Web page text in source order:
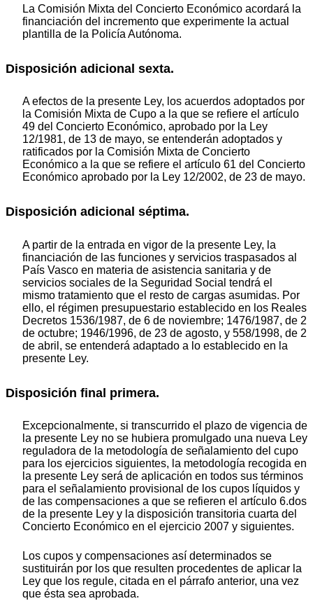
La Comisión Mixta del Concierto Económico acordará la
financiación del incremento que experimente la actual
plantilla de la Policía Autónoma.
Disposición adicional sexta.
A efectos de la presente Ley, los acuerdos adoptados por
la Comisión Mixta de Cupo a la que se refiere el artículo
49 del Concierto Económico, aprobado por la Ley
12/1981, de 13 de mayo, se entenderán adoptados y
ratificados por la Comisión Mixta de Concierto
Económico a la que se refiere el artículo 61 del Concierto
Económico aprobado por la Ley 12/2002, de 23 de mayo.
Disposición adicional séptima.
A partir de la entrada en vigor de la presente Ley, la
financiación de las funciones y servicios traspasados al
País Vasco en materia de asistencia sanitaria y de
servicios sociales de la Seguridad Social tendrá el
mismo tratamiento que el resto de cargas asumidas. Por
ello, el régimen presupuestario establecido en los Reales
Decretos 1536/1987, de 6 de noviembre; 1476/1987, de 2
de octubre; 1946/1996, de 23 de agosto, y 558/1998, de 2
de abril, se entenderá adaptado a lo establecido en la
presente Ley.
Disposición final primera.
Excepcionalmente, si transcurrido el plazo de vigencia de
la presente Ley no se hubiera promulgado una nueva Ley
reguladora de la metodología de señalamiento del cupo
para los ejercicios siguientes, la metodología recogida en
la presente Ley será de aplicación en todos sus términos
para el señalamiento provisional de los cupos líquidos y
de las compensaciones a que se refieren el artículo 6.dos
de la presente Ley y la disposición transitoria cuarta del
Concierto Económico en el ejercicio 2007 y siguientes.
Los cupos y compensaciones así determinados se
sustituirán por los que resulten procedentes de aplicar la
Ley que los regule, citada en el párrafo anterior, una vez
que ésta sea aprobada.